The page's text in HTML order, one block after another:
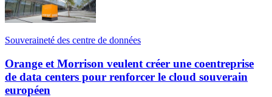
Souveraineté des centre de données
Orange et Morrison veulent créer une coentreprise
de data centers pour renforcer le cloud souverain
européen